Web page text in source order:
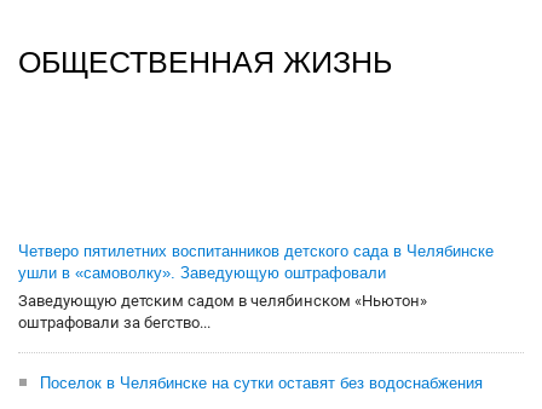
ОБЩЕСТВЕННАЯ ЖИЗНЬ
Четверо пятилетних воспитанников детского сада в Челябинске
ушли в «самоволку». Заведующую оштрафовали
Заведующую детским садом в челябинском «Ньютон»
оштрафовали за бегство...
Поселок в Челябинске на сутки оставят без водоснабжения